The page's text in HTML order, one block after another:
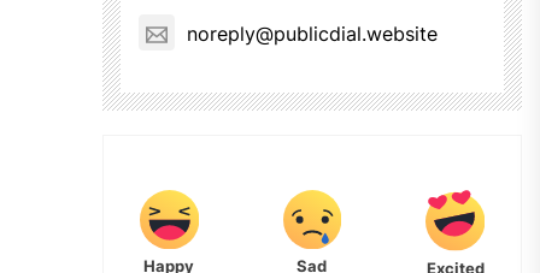
noreply@publicdial.website
Happy Sad Excited